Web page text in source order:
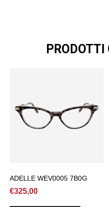
PRODOTTI
ADELLE WEV0005 7B0G
€325,00